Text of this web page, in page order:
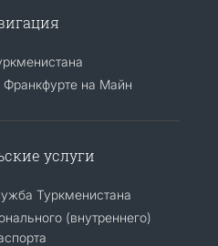
Франкфурте на Майн
услуги
Туркменистана
(внутреннего)